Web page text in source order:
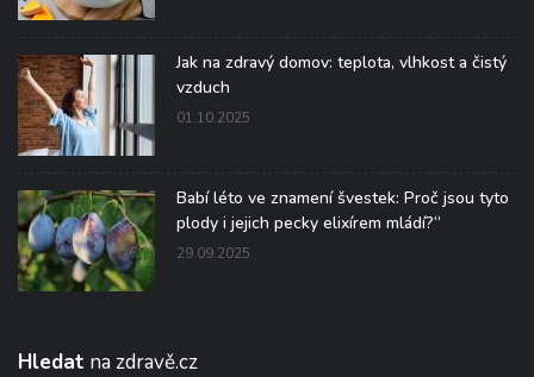
Jak na zdravý domov: teplota, vlhkost a čistý
vzduch
01.10.2025
Babí léto ve znamení švestek: Proč jsou tyto
plody i jejich pecky elixírem mládí?“
29.09.2025
Hledat na zdravě.cz